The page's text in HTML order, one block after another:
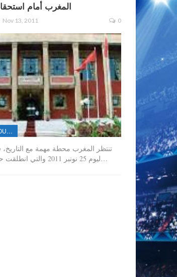
المغرب أمام استحقاق 25 نونبر
Nov 13, 2011 0
LOIN DU SPORT TOUT PRÈS DE...
تنتظر المغرب محطة مهمة مع التاريخ،
ليوم 25 نونبر 2011 والتي انطلقت حملتها الانتخابية، تأتي…